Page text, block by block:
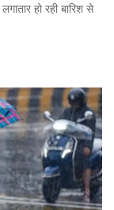
हो रही बारिश से